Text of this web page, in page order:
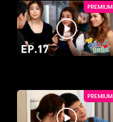
PREMIUM
PREMIUM